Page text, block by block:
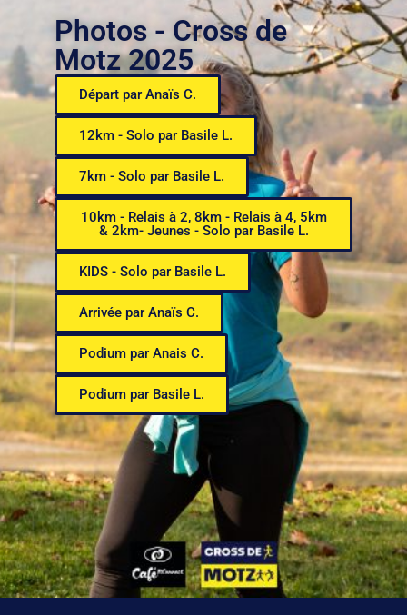
Photos - Cross de
Motz 2025
Départ par Anaïs C.
12km - Solo par Basile L.
7km - Solo par Basile L.
10km - Relais à 2, 8km - Relais à 4, 5km
& 2km- Jeunes - Solo par Basile L.
KIDS - Solo par Basile L.
Arrivée par Anaïs C.
Podium par Anais C.
Podium par Basile L.